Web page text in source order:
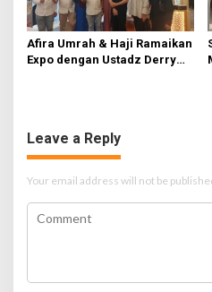
Afira Umrah & Haji Ramaikan
Expo dengan Ustadz Derry
Leave a Reply
Your email address will not be